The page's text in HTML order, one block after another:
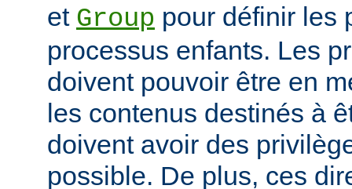
et Group pour définir les
processus enfants. Les
doivent pouvoir être en
les contenus destinés à
doivent avoir des
possible. De plus, ces